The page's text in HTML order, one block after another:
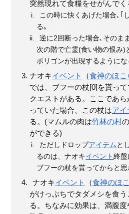
突然現れて食糧をせがんでく
この時に快くあげた場合､｢
る｡
逆に2回断った場合､そのま
次の階で亡霊(食い物の恨み)
ポリゴンが出現するようにな
ナオキイベント （食神のほこ
では、ブフーの杖[0]を貰っ
クエストがある。ここであ
っていた場合、この杖はアイ
る。(マムルの肉は竹林の村
ができる)
ただしドロップアイテム と
るのは、ナオキイベント終
ブフーの杖を貰ってからと思
ナオキイベント （食神のほ
がけっぷちでタダメシを食
る。ちなみに効果は、満腹